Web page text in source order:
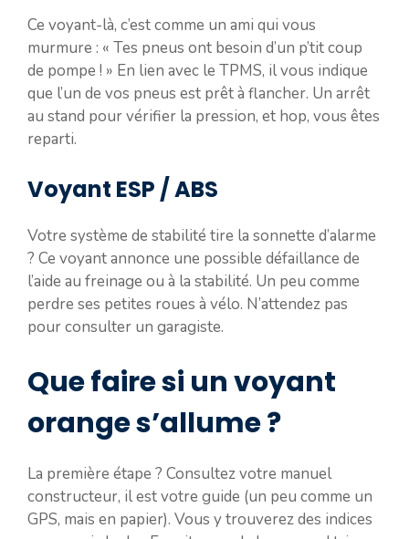
Ce voyant-là, c’est comme un ami qui vous
murmure : « Tes pneus ont besoin d’un p’tit coup
de pompe ! » En lien avec le TPMS, il vous indique
que l’un de vos pneus est prêt à flancher. Un arrêt
au stand pour vérifier la pression, et hop, vous êtes
reparti.
Voyant ESP / ABS
Votre système de stabilité tire la sonnette d’alarme
? Ce voyant annonce une possible défaillance de
l’aide au freinage ou à la stabilité. Un peu comme
perdre ses petites roues à vélo. N’attendez pas
pour consulter un garagiste.
Que faire si un voyant
orange s’allume ?
La première étape ? Consultez votre manuel
constructeur, il est votre guide (un peu comme un
GPS, mais en papier). Vous y trouverez des indices